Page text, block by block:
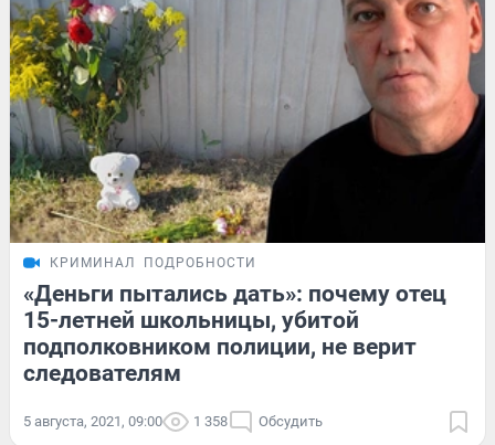
КРИМИНАЛ ПОДРОБНОСТИ
«Деньги пытались дать»: почему отец
15-летней школьницы, убитой
подполковником полиции, не верит
следователям
5 августа, 2021, 09:00 1 358 Обсудить